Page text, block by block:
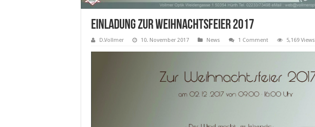
Einladung zur Weihnachtsfeier 2017
D.Vollmer 10. November 2017 News 1 Comment 5,169 Views